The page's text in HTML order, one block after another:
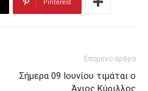
Επόμενο άρθρο
Σήμερα 09 Ιουνίου τιμάται ο
Άγιος Κύριλλος